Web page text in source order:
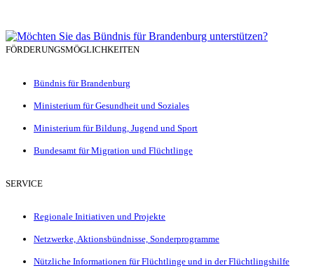
FÖRDERUNGSMÖGLICHKEITEN
Bündnis für Brandenburg
Ministerium für Gesundheit und Soziales
Ministerium für Bildung, Jugend und Sport
Bundesamt für Migration und Flüchtlinge
SERVICE
Regionale Initiativen und Projekte
Netzwerke, Aktionsbündnisse, Sonderprogramme
Nützliche Informationen für Flüchtlinge und in der Flüchtlingshilfe